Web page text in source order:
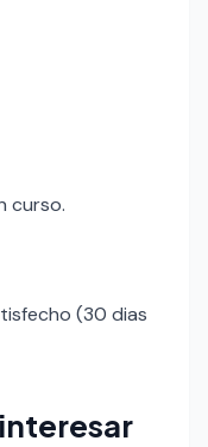
curso.
(30 dias